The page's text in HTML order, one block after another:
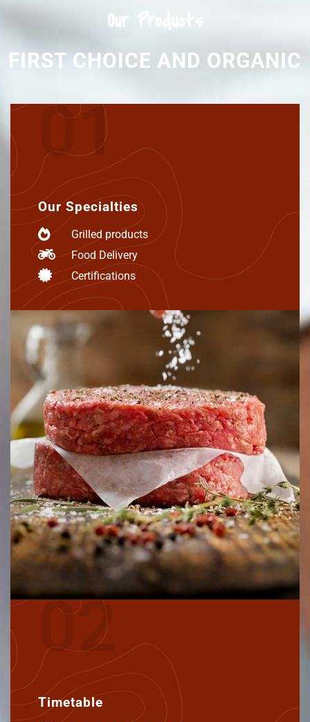
Our Products
FIRST CHOICE AND ORGANIC
01
Our Specialties
Grilled products
Food Delivery
Certifications
02
Timetable